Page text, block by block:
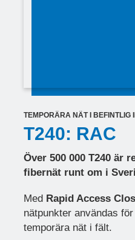
TEMPORÄRA NÄT I BEFINTLIG
T240: RAC
Över 500 000 T240 är
fibernät runt om i
Med Rapid Access
nätpunkter användas
temporära nät i fält.